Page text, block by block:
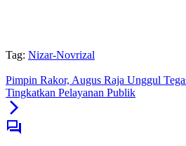
Tag: Nizar-Novrizal
Pimpin Rakor, Augus Raja Unggul
Tingkatkan Pelayanan Publik